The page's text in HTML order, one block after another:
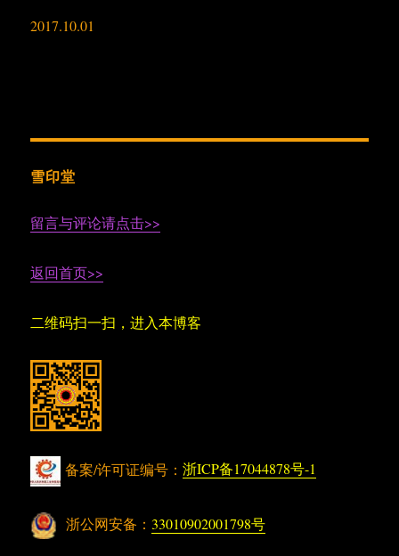
2017.10.01
雪印堂
留言与评论请点击>>
返回首页>>
二维码扫一扫，进入本博客
备案/许可证编号：浙ICP备17044878号-1
浙公网安备：33010902001798号